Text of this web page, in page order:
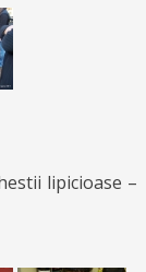
lipicioase –